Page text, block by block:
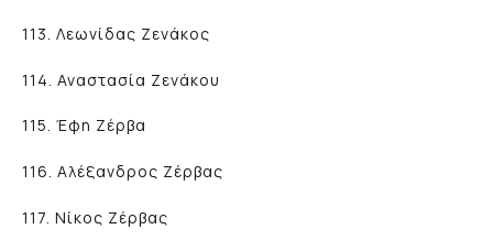
113. Λεωνίδας Ζενάκος
114. Αναστασία Ζενάκου
115. Έφη Ζέρβα
116. Αλέξανδρος Ζέρβας
117. Νίκος Ζέρβας